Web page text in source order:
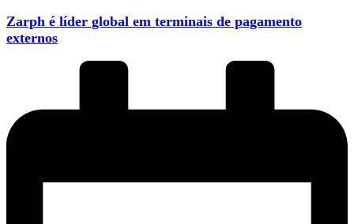
Zarph é líder global em terminais de pagamento
externos